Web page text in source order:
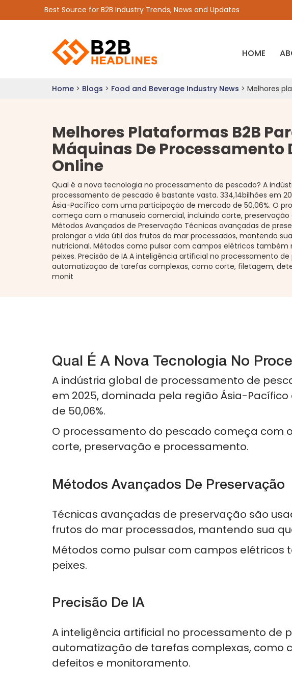
Best Source for B2B Industry Trends, News and Updates
HOME
Home > Blogs > Food and Beverage Industry News > Melhores
Melhores Plataformas B2B
Máquinas De Processamento
Online
Qual é a nova tecnologia no processamento de pescado? A
processamento de pescado é bastante vasta. 334,14bilhões em
Ásia-Pacífico com uma participação de mercado de 50,06%. O
começa com o manuseio comercial, incluindo corte, preservação
Métodos Avançados de Preservação Técnicas avançadas de
prolongar a vida útil dos frutos do mar processados, mantendo
nutricional. Métodos como pulsar com campos elétricos também
peixes. Precisão de IA A inteligência artificial no processamento
automatização de tarefas complexas, como corte, filetagem,
monit
Qual É A Nova Tecnologia No
A indústria global de processamento de
em 2025, dominada pela região Ásia-
de 50,06%.
O processamento do pescado começa com
corte, preservação e processamento.
Métodos Avançados De Preservação
Técnicas avançadas de preservação são
frutos do mar processados, mantendo sua
Métodos como pulsar com campos
peixes.
Precisão De IA
A inteligência artificial no processamento de
automatização de tarefas complexas, como
defeitos e monitoramento.